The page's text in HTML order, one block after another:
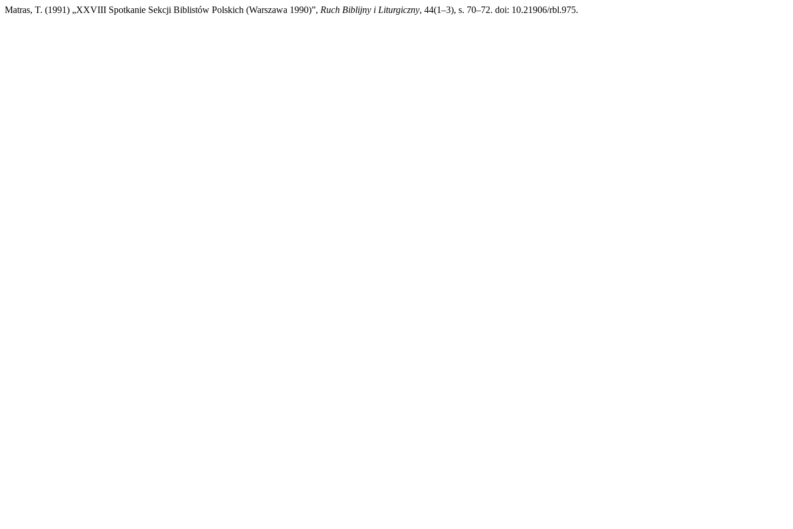
Matras, T. (1991) „XXVIII Spotkanie Sekcji Biblistów Polskich (Warszawa 1990)”, Ruch Biblijny i Liturgiczny, 44(1–3), s. 70–72. doi: 10.21906/rbl.975.